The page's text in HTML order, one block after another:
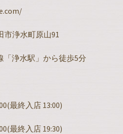
市浄水町原山91
「浄水駅」から徒歩5分
最終入店 13:00)
最終入店 19:30)